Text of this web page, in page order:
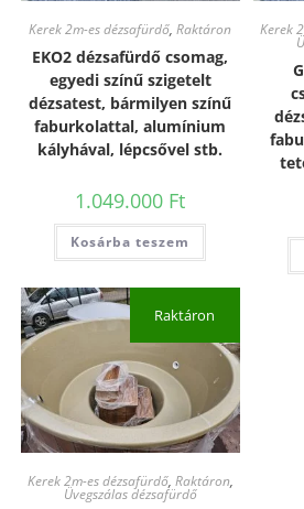
Kerek 2m-es dézsafürdő,Raktáron
EKO2 dézsafürdő csomag,
egyedi színű szigetelt
dézsatest, bármilyen színű
faburkolattal, alumínium
kályhával, lépcsővel stb.
1.049.000 Ft
Kosárba teszem
Kerek
Raktáron
Kerek 2m-es dézsafürdő, Raktáron,
Üvegszálas dézsafürdő